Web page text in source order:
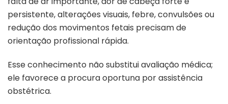
persistente, alterações visuais, febre, convulsões ou
redução dos movimentos fetais precisam de
orientação profissional rápida.
Esse conhecimento não substitui avaliação médica;
ele favorece a procura oportuna por assistência
obstétrica.